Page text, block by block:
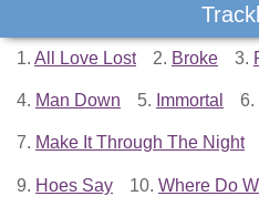
1. All Love Lost 2. Broke 3.
4. Man Down 5. Immortal 6.
7. Make It Through The Night
9. Hoes Say 10. Where Do